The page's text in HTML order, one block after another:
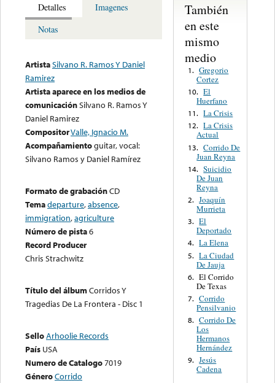
Detalles
Imagenes
Notas
ArtistaSilvano R. Ramos Y Daniel
Ramirez
Artista aparece en los medios de
comunicaciónSilvano R. Ramos Y
Daniel Ramirez
CompositorValle, Ignacio M.
Acompañamientoguitar, vocal:
Silvano Ramos y Daniel Ramírez
Formato de grabaciónCD
Temadeparture,absence,
immigration,agriculture
Número de pista6
Record Producer
Chris Strachwitz
Título del álbumCorridos Y
Tragedias De La Frontera - Disc 1
SelloArhoolie Records
País USA
Numero de Catalogo7019
GéneroCorrido
También
en este
mismo
medio
1. Gregorio
Cortez
10. El
Huerfano
11. La Crisis
12. La Crisis
Actual
13. Corrido De
Juan Reyna
14. Suicidio
De Juan
Reyna
2. Joaquín
Murrieta
3. El
Deportado
4. La Elena
5. La Ciudad
De Jauja
6. El Corrido
De Texas
7. Corrido
Pensilvanio
8. Corrido De
Los
Hermanos
Hernández
9. Jesús
Cadena